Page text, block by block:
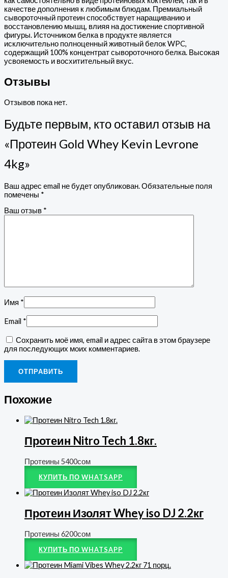
качестве дополнения к любимым блюдам. Премиальный
сывороточный протеин способствует наращиванию и
восстановлению мышц, влияя на достижение спортивной
фигуры. Источником белка в продукте является
исключительно полноценный животный белок WPC,
содержащий 100% концентрат сывороточного белка. Высокая
усвояемость и восхитительный вкус.
Отзывы
Отзывов пока нет.
Будьте первым, кто оставил отзыв на
«Протеин Gold Whey Kevin Levrone
4kg»
Ваш адрес email не будет опубликован.Обязательные поля
помечены *
Ваш отзыв *
Имя *
Email *
Сохранить моё имя, email и адрес сайта в этом браузере
для последующих моих комментариев.
Похожие
Протеин Nitro Tech 1.8кг.
Протеины 5400сом
КУПИТЬ ПО WHATSAPP
Протеин Изолят Whey iso DJ 2.2кг
Протеины 6200сом
КУПИТЬ ПО WHATSAPP